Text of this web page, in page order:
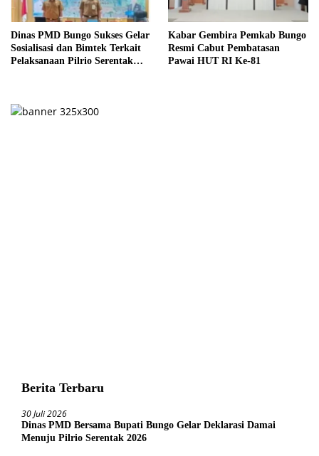
Dinas PMD Bungo Sukses Gelar
Sosialisasi dan Bimtek Terkait
Pelaksanaan Pilrio Serentak
Kabar Gembira Pemkab Bungo
Resmi Cabut Pembatasan
Pawai HUT RI Ke-81
Berita Terbaru
30 Juli 2026
Dinas PMD Bersama Bupati Bungo Gelar Deklarasi Damai
Menuju Pilrio Serentak 2026